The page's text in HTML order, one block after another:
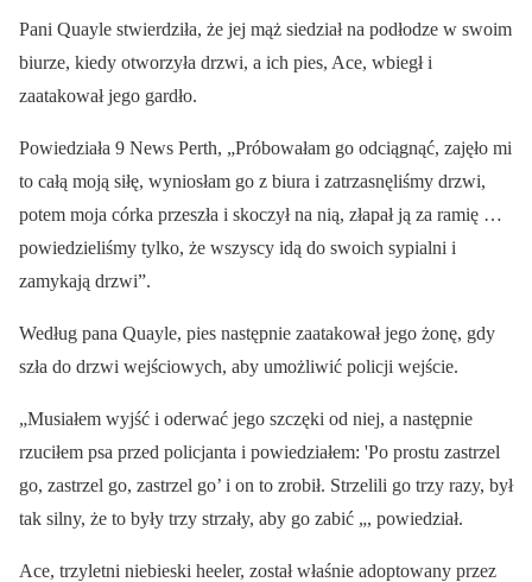
Pani Quayle stwierdziła, że jej mąż siedział na podłodze w swoim
biurze, kiedy otworzyła drzwi, a ich pies, Ace, wbiegł i
zaatakował jego gardło.
Powiedziała 9 News Perth, „Próbowałam go odciągnąć, zajęło mi
to całą moją siłę, wyniosłam go z biura i zatrzasnęliśmy drzwi,
potem moja córka przeszła i skoczył na nią, złapał ją za ramię …
powiedzieliśmy tylko, że wszyscy idą do swoich sypialni i
zamykają drzwi”.
Według pana Quayle, pies następnie zaatakował jego żonę, gdy
szła do drzwi wejściowych, aby umożliwić policji wejście.
„Musiałem wyjść i oderwać jego szczęki od niej, a następnie
rzuciłem psa przed policjanta i powiedziałem: 'Po prostu zastrzel
go, zastrzel go, zastrzel go’ i on to zrobił. Strzelili go trzy razy, był
tak silny, że to były trzy strzały, aby go zabić „, powiedział.
Ace, trzyletni niebieski heeler, został właśnie adoptowany przez